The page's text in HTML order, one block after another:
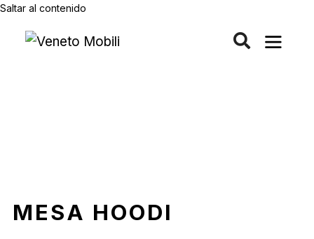
Saltar al contenido
MESA HOODI